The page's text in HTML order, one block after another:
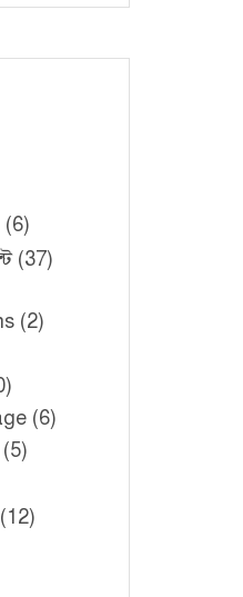
(6)
(37)
(2)
(6)
(5)